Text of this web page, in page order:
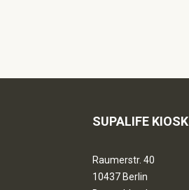
SUPALIFE KIOSK
Raumerstr. 40
10437 Berlin